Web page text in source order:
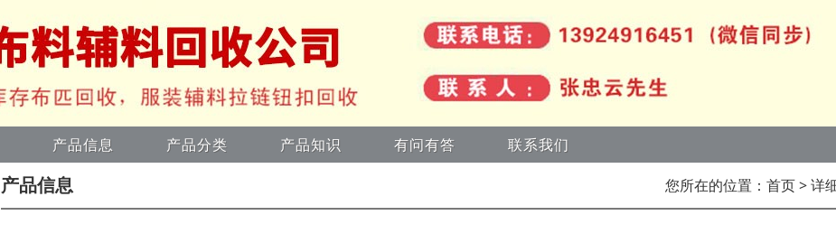
产品信息 产品分类 产品知识 有问有答 联系我们
产品信息 您所在的位置： 首页> 详